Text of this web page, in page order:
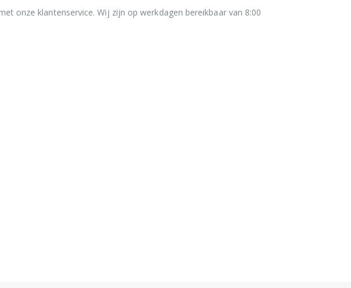
onze klantenservice. Wij zijn op werkdagen bereikbaar van 8:00